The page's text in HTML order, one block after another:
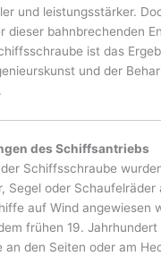
und leistungsstärker.
dieser bahnbrechenden
ist das
und der
des Schiffsantriebs
Schiffsschraube
Segel oder Schaufelräder
auf Wind angewiesen
frühen 19. Jahrhundert
an den Seiten oder am